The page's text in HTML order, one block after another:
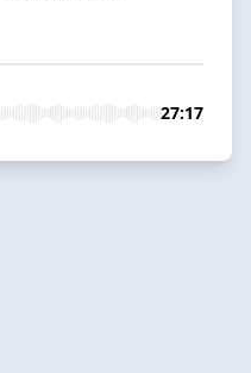
27:17